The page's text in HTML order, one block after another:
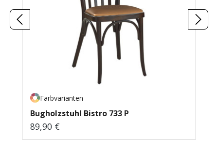
Farbvarianten
Bugholzstuhl Bistro 733 P
Regulärer Preis:
89,90 €